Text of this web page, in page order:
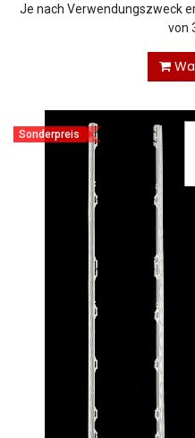
Je nach Verwendungszweck
von
Sonderpreis